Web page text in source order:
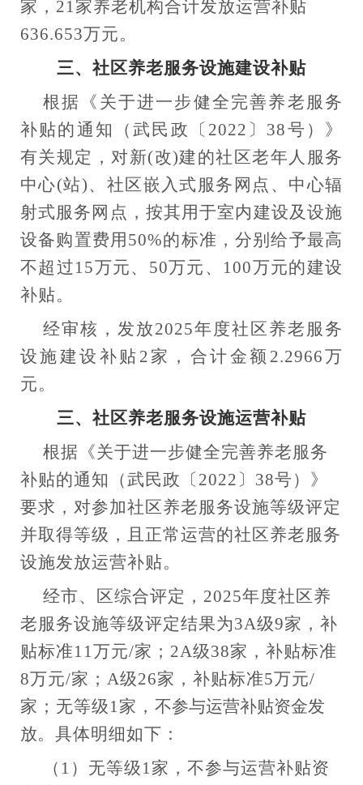
家，21家养老机构合计发放运营补贴
636.653万元。
三、社区养老服务设施建设补贴
根据《关于进一步健全完善养老服务
补贴的通知（武民政〔 2022〕38号）》
有关规定，对新(改)建的社区老年人服务
中心(站)、社区嵌入式服务网点、中心辐
射式服务网点，按其用于室内建设及设施
设备购置费用50%的标准，分别给予最高
不超过15万元、50万元、100万元的建设
补贴。
经审核，发放2025年度社区养老服务
设施建设补贴 2 家，合计金额 2.2966万
元。
三、社区养老服务设施运营补贴
根据《关于进一步健全完善养老服务
补贴的通知（武民政〔 2022〕38号）》
要求，对参加社区养老服务设施等级评定
并取得等级，且正常运营的社区养老服务
设施发放运营补贴。
经市、区综合评定， 2025年度社区养
老服务设施等级评定结果为3A级9家，补
贴标准11万元/家；2A级38家，补贴标准
8万元/家；A级26家，补贴标准5万元/
家；无等级1家， 不参与运营补贴资金发
放。具体明细如下：
（ 1）无等级1家，不参与运营补贴资